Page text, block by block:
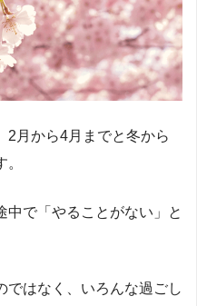
2月から4月までと冬から
中で「やることがない」と
ではなく、いろんな過ごし